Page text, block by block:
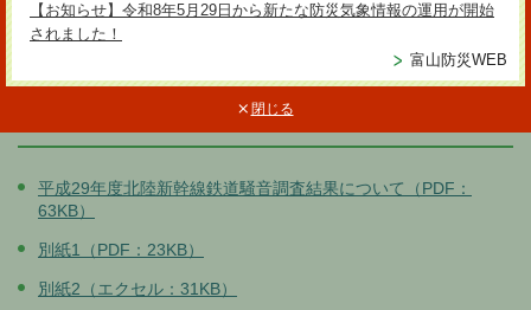
【お知らせ】令和8年5月29日から新たな防災気象情報の運用が開始
されました！
富山防災WEB
閉じる
平成29年度北陸新幹線鉄道騒音調査結果について（PDF：
63KB）
別紙1（PDF：23KB）
別紙2（エクセル：31KB）